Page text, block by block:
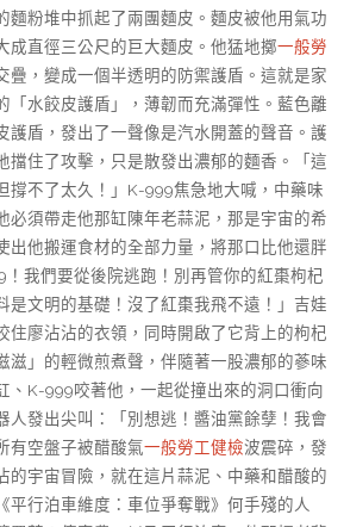
麵粉堆中抓起了兩團麵皮。麵皮被他用氣功
成直徑三公尺的巨大麵皮。他猛地擲一般勞
疊，變成一個半透明的防禦護盾。這就是家
「水餃皮護盾」，薄韌而充滿彈性。藍色離
護盾，發出了一聲像是汽水開蓋的聲音。護
擋住了攻擊，只是散發出濃郁的麵香。「這
撐不了太久！」K-999焦急地大喊，中藥味
必須帶走他那缸陳年老蒜泥，那是宇宙的希
出他搬運食材的全部力量，將那口比他還胖
我們要從後院逃跑！別再管你的紅棗枸杞
是文明的基礎！沒了紅棗我飛不遠！」吉娃
住廖沾沾的衣領，同時開啟了它背上的枸杞
滋」的輕微煎煮聲，伴隨著一股濃郁的蔘味
、K-999咬著他，一起從撞出來的洞口衝向
人發出尖叫：「別想逃！醬油黨餘孽！我會
有空盤子被醋酸氣一般勞工健檢波震碎，發
的宇宙冒險，就在這片蒜泥、中藥和醋酸的
平行泊車維度：車位爭奪戰》何手殘的人